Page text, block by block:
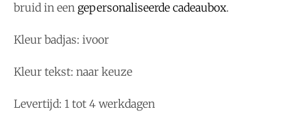
bruid in een gepersonaliseerde cadeaubox.
Kleur badjas: ivoor
Kleur tekst: naar keuze
Levertijd: 1 tot 4 werkdagen